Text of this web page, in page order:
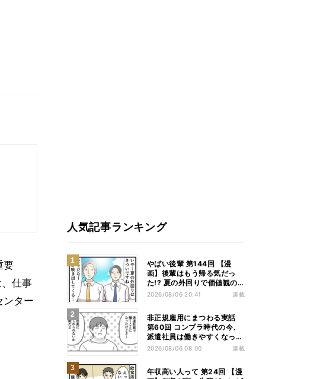
要
仕事
ンター
人気記事ランキング
やばい後輩 第144回 【漫
画】後輩はもう帰る気だっ
た!? 夏の外回りで価値観の
違いを実感
2026/08/06 20:41 連載
非正規雇用にまつわる実話
第60回 コンプラ時代の今、
派遣社員は働きやすくなっ
た?
2026/08/06 08:00 連載
年収高い人って 第24回 【漫